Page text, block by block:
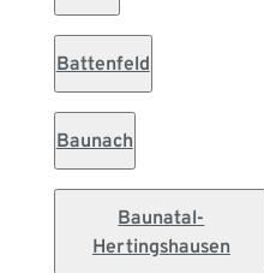
Battenfeld
Baunach
Baunatal-
Hertingshausen